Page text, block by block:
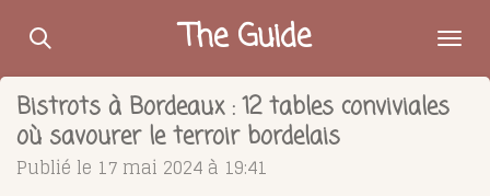
Passer
contenu
principal
The Guide
Bistrots à Bordeaux : 12 tables conviviales
où savourer le terroir bordelais
Publié le 17 mai 2024 à 19:41